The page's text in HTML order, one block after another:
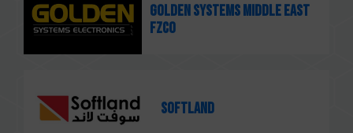
GOLDEN SYSTEMS MIDDLE EAST
FZCO
Softland